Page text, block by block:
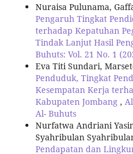
Nuraisa Pulunama,
Pengaruh Tingkat
terhadap Kepatuhan
Tindak Lanjut Hasil
Buhuts: Vol. 21 No. 1
Eva Titi Sundari,
Penduduk, Tingkat
Kesempatan Kerja
Kabupaten Jombang ,
Al- Buhuts
Nurfatwa Andriani
Syahribulan
Pendapatan dan